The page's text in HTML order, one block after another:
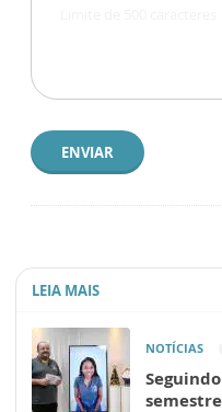
ENVIAR
LEIA MAIS
NOTÍCIAS
semestre